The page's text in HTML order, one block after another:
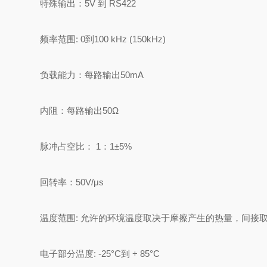
特殊输出：5V 到 RS422
频率范围: 0到100 kHz (150kHz)
负载能力：每路输出50mA
内阻：每路输出50Ω
脉冲占空比： 1：1±5%
回转率：50V/μs
温度范围: 允许的环境温度取决于摩擦产生的热量，间接
电子部分温度: -25°C到 + 85°C